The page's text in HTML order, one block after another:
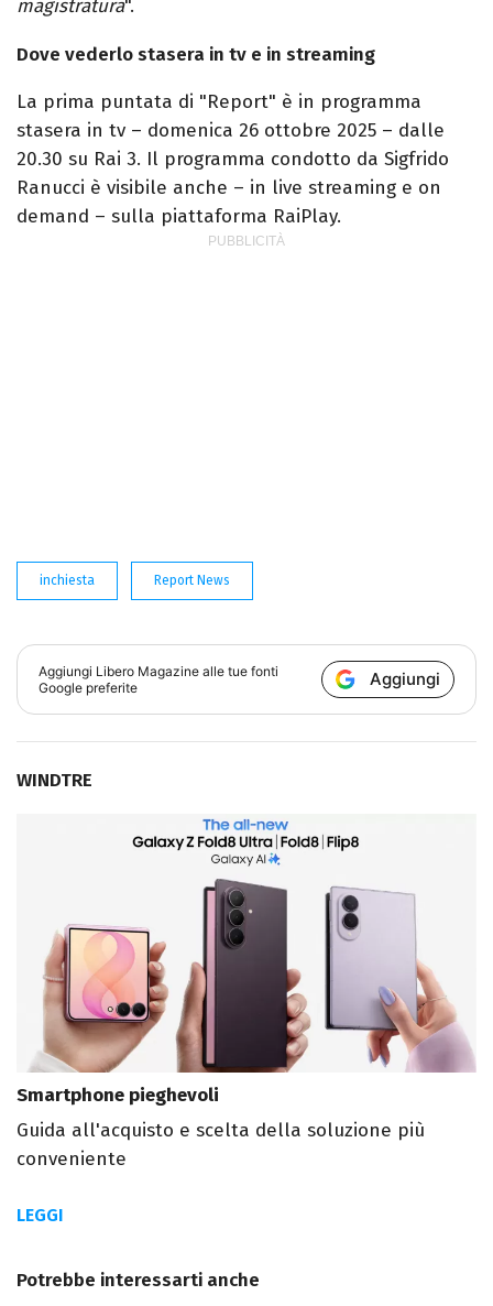
magistratura".
Dove vederlo stasera in tv e in streaming
La prima puntata di "Report" è in programma
stasera in tv – domenica 26 ottobre 2025 – dalle
20.30 su Rai 3. Il programma condotto da Sigfrido
Ranucci è visibile anche – in live streaming e on
demand – sulla piattaforma RaiPlay.
inchiesta Report News
Aggiungi Libero Magazine alle tue fonti
Google preferite
Aggiungi
WINDTRE
Smartphone pieghevoli
Guida all'acquisto e scelta della soluzione più
conveniente
LEGGI
Potrebbe interessarti anche